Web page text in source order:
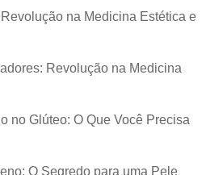
na Medicina Estética e
Revolução na Medicina
no Glúteo: O Que Você Precisa
O Segredo para uma Pele